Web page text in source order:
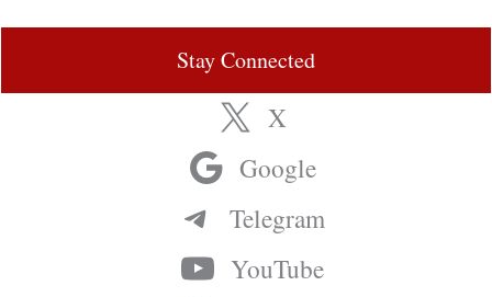
Stay Connected
X
Google
Telegram
YouTube